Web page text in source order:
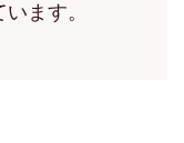
ます。